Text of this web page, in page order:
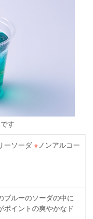
す
ーソーダ ※ノンアルコー
ブルーのソーダの中に
ポイントの爽やかなド